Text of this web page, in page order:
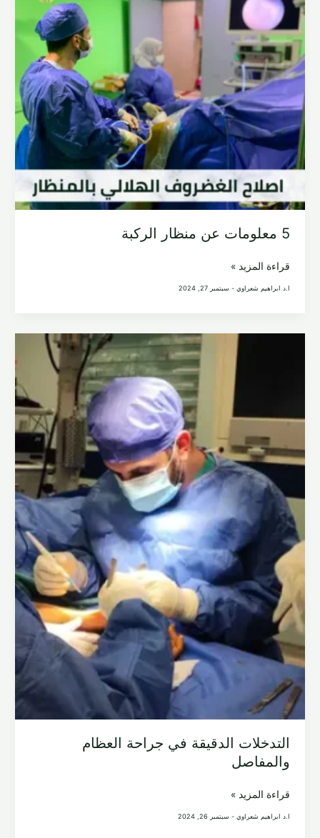
5 معلومات عن منظار الركبة
5
معلومات
الركبة
قراءة المزيد »
ا.د ابراهيم شعراوي - سبتمبر 27, 2024
التدخلات الدقيقة في جراحة العظام
والمفاصل
التدخلات
الدقيقة
قراءة المزيد »
ا.د ابراهيم شعراوي - سبتمبر 26, 2024